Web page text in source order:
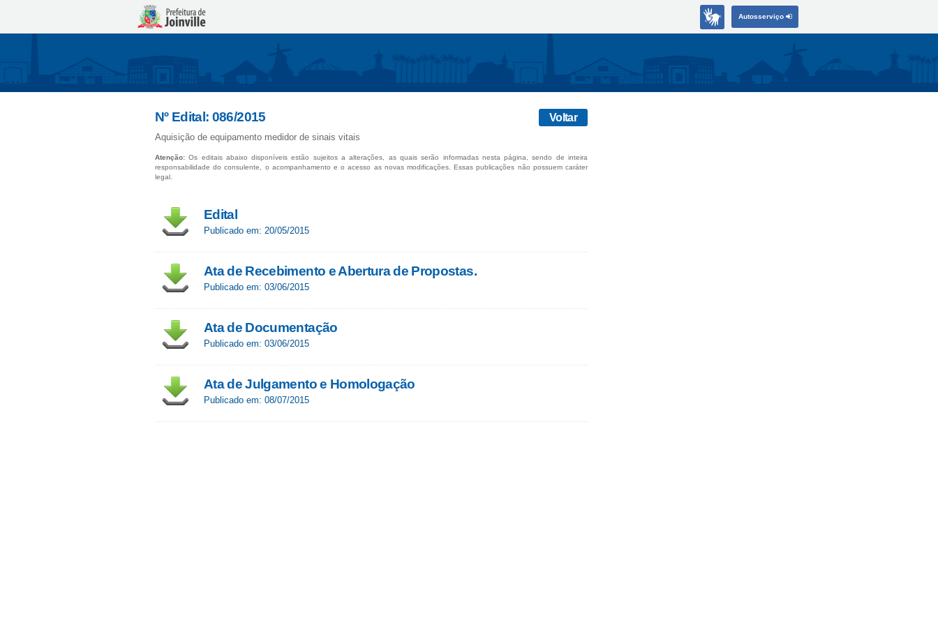
Autosserviço
Nº Edital: 086/2015 Voltar
Aquisição de equipamento medidor de sinais vitais
Atenção: Os editais abaixo disponíveis estão sujeitos a alterações, as quais serão informadas nesta página, sendo de inteira
responsabilidade do consulente, o acompanhamento e o acesso as novas modificações. Essas publicações não possuem caráter
legal.
Edital
Publicado em: 20/05/2015
Ata de Recebimento e Abertura de Propostas.
Publicado em: 03/06/2015
Ata de Documentação
Publicado em: 03/06/2015
Ata de Julgamento e Homologação
Publicado em: 08/07/2015